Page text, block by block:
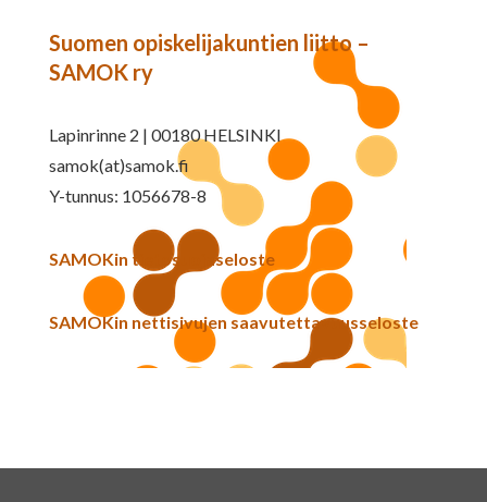
Suomen opiskelijakuntien liitto –
SAMOK ry
Lapinrinne 2 | 00180 HELSINKI
samok(at)samok.fi
Y-tunnus: 1056678-8
SAMOKin tietosuojaseloste
SAMOKin nettisivujen saavutettavuusseloste